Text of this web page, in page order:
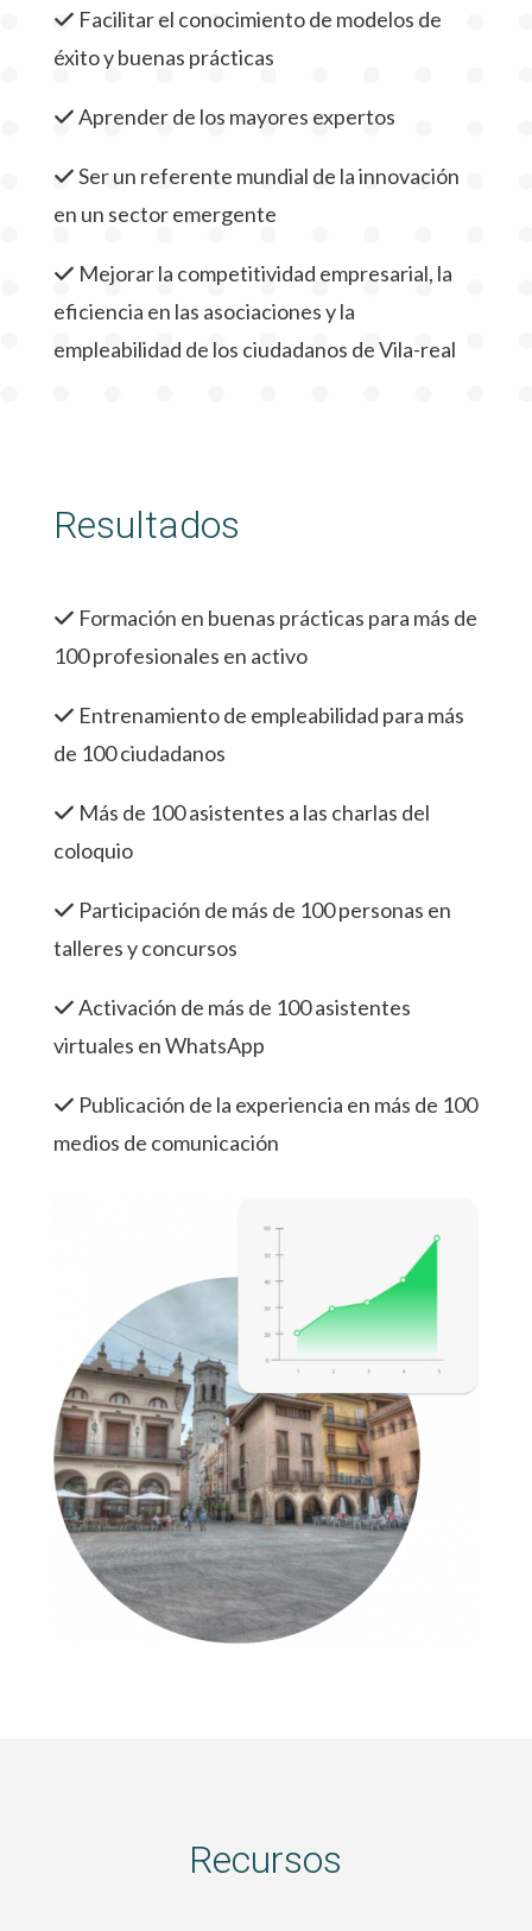
Facilitar el conocimiento de modelos de
éxito y buenas prácticas
Aprender de los mayores expertos
Ser un referente mundial de la innovación
en un sector emergente
Mejorar la competitividad empresarial, la
eficiencia en las asociaciones y la
empleabilidad de los ciudadanos de Vila-real
Resultados
Formación en buenas prácticas para más de
100 profesionales en activo
Entrenamiento de empleabilidad para más
de 100 ciudadanos
Más de 100 asistentes a las charlas del
coloquio
Participación de más de 100 personas en
talleres y concursos
Activación de más de 100 asistentes
virtuales en WhatsApp
Publicación de la experiencia en más de 100
medios de comunicación
Recursos